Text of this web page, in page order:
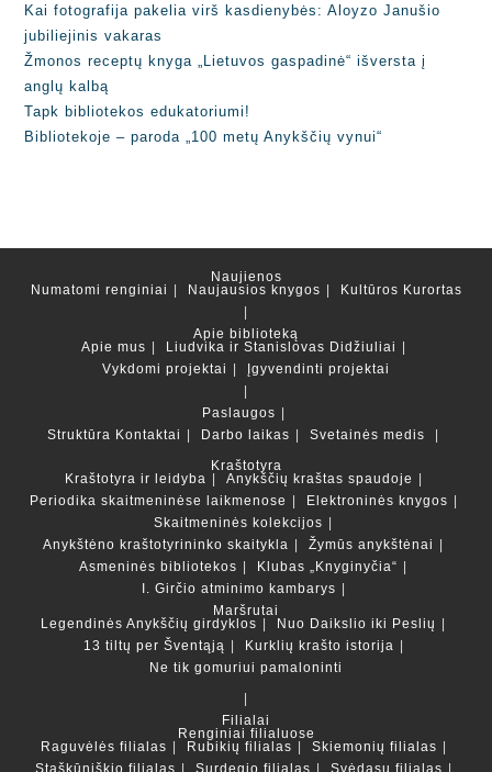
Kai fotografija pakelia virš kasdienybės: Aloyzo Janušio
jubiliejinis vakaras
Žmonos receptų knyga „Lietuvos gaspadinė“ išversta į
anglų kalbą
Tapk bibliotekos edukatoriumi!
Bibliotekoje – paroda „100 metų Anykščių vynui“
Naujienos
Numatomi renginiai
Naujausios knygos Kultūros Kurortas
Apie biblioteką
Apie mus
Liudvika ir Stanislovas Didžiuliai
Vykdomi projektai
Įgyvendinti projektai
Paslaugos
Struktūra Kontaktai Darbo laikas
Svetainės medis
Kraštotyra
Kraštotyra ir leidyba
Anykščių kraštas spaudoje
Periodika skaitmeninėse laikmenose
Elektroninės knygos
Skaitmeninės kolekcijos
Anykštėno kraštotyrininko skaitykla
Žymūs anykštėnai
Asmeninės bibliotekos
Klubas „Knyginyčia“
I. Girčio atminimo kambarys
Maršrutai
Legendinės Anykščių girdyklos
Nuo Daikslio iki Peslių
13 tiltų per Šventąją
Kurklių krašto istorija
Ne tik gomuriui pamaloninti
Filialai
Renginiai filialuose
Raguvėlės filialas
Rubikių filialas
Skiemonių filialas
Staškūniškio filialas
Surdegio filialas Svėdasų filialas